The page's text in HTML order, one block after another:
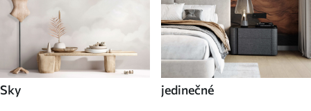
Sky jedinečné